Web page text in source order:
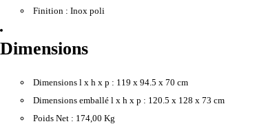
Finition : Inox poli
Dimensions
Dimensions l x h x p : 119 x 94.5 x 70 cm
Dimensions emballé l x h x p : 120.5 x 128 x 73 cm
Poids Net : 174,00 Kg